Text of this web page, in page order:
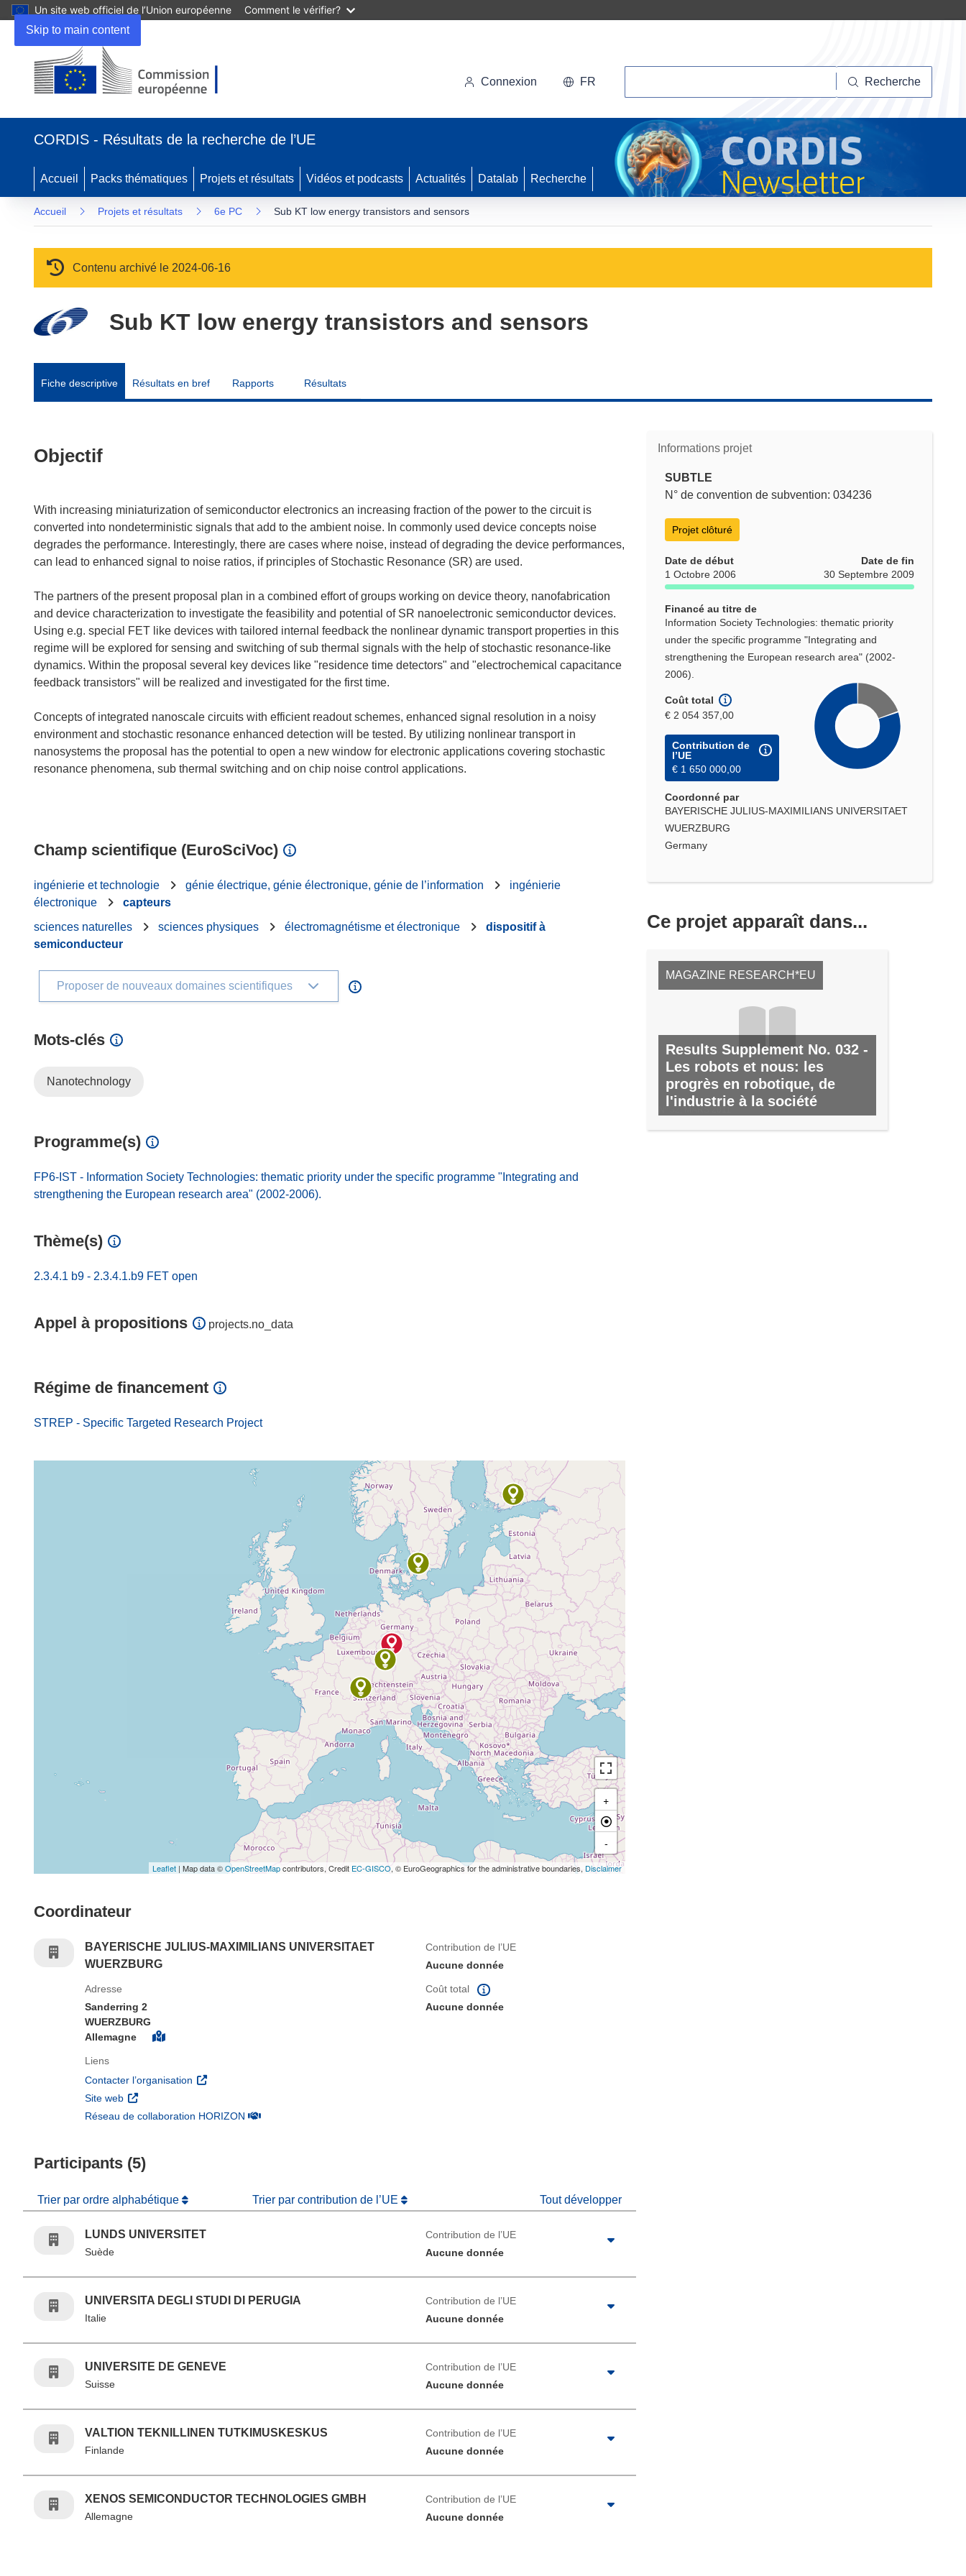
Skip to main content
Un site web officiel de l’Union européenne Comment le vérifier?
Connexion FR Recherche
CORDIS - Résultats de la recherche de l’UE
Accueil Packs thématiques Projets et résultats Vidéos et podcasts Actualités Datalab Recherche
Accueil Projets et résultats 6e PC Sub KT low energy transistors and sensors
Contenu archivé le 2024-06-16
Sub KT low energy transistors and sensors
Fiche descriptive Résultats en bref Rapports Résultats
Informations projet
SUBTLE
N° de convention de subvention: 034236
Projet clôturé
Date de début
1 Octobre 2006
Date de fin
30 Septembre 2009
Financé au titre de
Information Society Technologies: thematic priority
under the specific programme "Integrating and
strengthening the European research area" (2002-
2006).
Coût total
€ 2 054 357,00
Contribution de
l’UE
€ 1 650 000,00
Coordonné par
BAYERISCHE JULIUS-MAXIMILIANS UNIVERSITAET
WUERZBURG
Germany
Ce projet apparaît dans...
MAGAZINE RESEARCH*EU
Results Supplement No. 032 -
Les robots et nous: les
progrès en robotique, de
l'industrie à la société
Nº 32, MARS 2011
Objectif
With increasing miniaturization of semiconductor electronics an increasing fraction of the power to the circuit is
converted into nondeterministic signals that add to the ambient noise. In commonly used device concepts noise
degrades the performance. Interestingly, there are cases where noise, instead of degrading the device performances,
can lead to enhanced signal to noise ratios, if principles of Stochastic Resonance (SR) are used.
The partners of the present proposal plan in a combined effort of groups working on device theory, nanofabrication
and device characterization to investigate the feasibility and potential of SR nanoelectronic semiconductor devices.
Using e.g. special FET like devices with tailored internal feedback the nonlinear dynamic transport properties in this
regime will be explored for sensing and switching of sub thermal signals with the help of stochastic resonance-like
dynamics. Within the proposal several key devices like "residence time detectors" and "electrochemical capacitance
feedback transistors" will be realized and investigated for the first time.
Concepts of integrated nanoscale circuits with efficient readout schemes, enhanced signal resolution in a noisy
environment and stochastic resonance enhanced detection will be tested. By utilizing nonlinear transport in
nanosystems the proposal has the potential to open a new window for electronic applications covering stochastic
resonance phenomena, sub thermal switching and on chip noise control applications.
Champ scientifique (EuroSciVoc)
ingénierie et technologie génie électrique, génie électronique, génie de l’information
ingénierie
électronique
capteurs
sciences naturelles
sciences physiques électromagnétisme et électronique
dispositif à
semiconducteur
Proposer de nouveaux domaines scientifiques
Mots‑clés
Nanotechnology
Programme(s)
FP6-IST - Information Society Technologies: thematic priority under the specific programme "Integrating and
strengthening the European research area" (2002-2006).
Thème(s)
2.3.4.1 b9 - 2.3.4.1.b9 FET open
Appel à propositions projects.no_data
Régime de financement
STREP - Specific Targeted Research Project
+
-
Leaflet | Map data ©OpenStreetMapcontributors, Credit EC-GISCO, © EuroGeographics for the administrative boundaries, Disclaimer
Coordinateur
BAYERISCHE JULIUS-MAXIMILIANS UNIVERSITAET
WUERZBURG
Contribution de l’UE
Aucune donnée
Adresse
Sanderring 2
WUERZBURG
Allemagne
Liens
Contacter l’organisation (s’ouvre dans une nouvelle fenêtre)
Site web (s’ouvre dans une nouvelle fenêtre)
Réseau de collaboration HORIZON(s’ouvre dans une nouvelle fenêtre)
Coût total
Aucune donnée
Participants (5)
Trier par ordre alphabétique Trier par contribution de l’UE Tout développer
LUNDS UNIVERSITET
Suède
Contribution de l’UE
Aucune donnée
UNIVERSITA DEGLI STUDI DI PERUGIA
Italie
Contribution de l’UE
Aucune donnée
UNIVERSITE DE GENEVE
Suisse
Contribution de l’UE
Aucune donnée
VALTION TEKNILLINEN TUTKIMUSKESKUS
Finlande
Contribution de l’UE
Aucune donnée
XENOS SEMICONDUCTOR TECHNOLOGIES GMBH
Allemagne
Contribution de l’UE
Aucune donnée